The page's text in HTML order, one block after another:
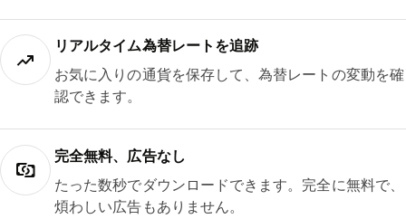
リアルタイム為替レートを追跡
お気に入りの通貨を保存して、為替レートの変動を確
認できます。
完全無料、広告なし
たった数秒でダウンロードできます。完全に無料で、
煩わしい広告もありません。